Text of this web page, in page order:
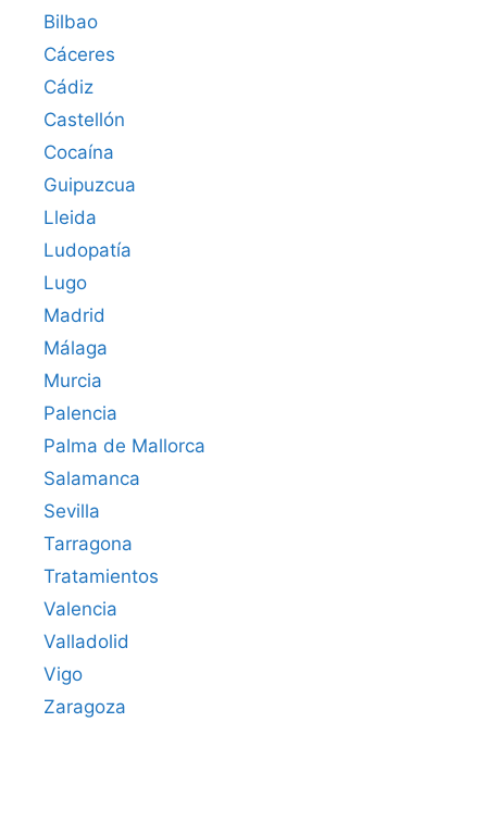
Bilbao
Cáceres‎
Cádiz
Castellón
Cocaína
Guipuzcua
Lleida
Ludopatía
Lugo
Madrid
Málaga
Murcia
Palencia
Palma de Mallorca
Salamanca
Sevilla
Tarragona
Tratamientos
Valencia
Valladolid
Vigo
Zaragoza